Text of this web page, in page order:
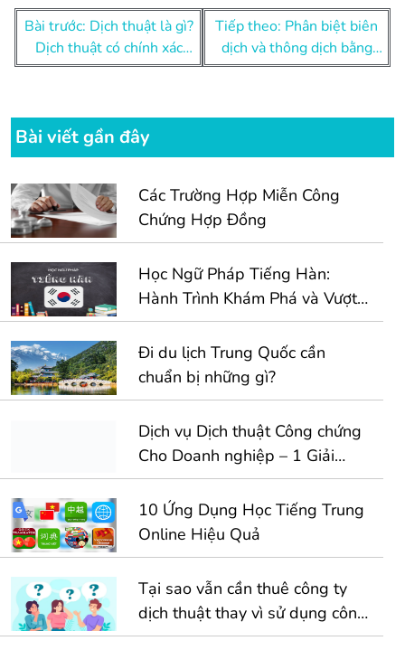
Điều
hướng
bài
Bài trước: Dịch thuật là gì?
Dịch thuật có chính xác
tuyệt đối?
Tiếp theo: Phân biệt biên
dịch và thông dịch bằng
cách nào?
Bài viết gần đây
Các Trường Hợp Miễn Công
Chứng Hợp Đồng
Học Ngữ Pháp Tiếng Hàn:
Hành Trình Khám Phá và Vượt
Qua Thử Thách
Đi du lịch Trung Quốc cần
chuẩn bị những gì?
Dịch vụ Dịch thuật Công chứng
Cho Doanh nghiệp – 1 Giải
Pháp Toàn Diện Cho Hồ Sơ
Kinh Doanh Quốc Tế
10 Ứng Dụng Học Tiếng Trung
Online Hiệu Quả
Tại sao vẫn cần thuê công ty
dịch thuật thay vì sử dụng công
cụ dịch tự động